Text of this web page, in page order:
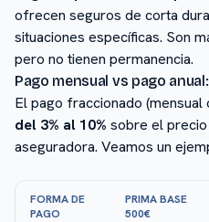
ofrecen seguros de corta
situaciones específicas. Son
pero no tienen permanencia.
Pago mensual vs pago
El pago fraccionado (mensual
del 3% al 10% sobre el
aseguradora. Veamos un
FORMA DE
PAGO
PRIMA BASE
500€